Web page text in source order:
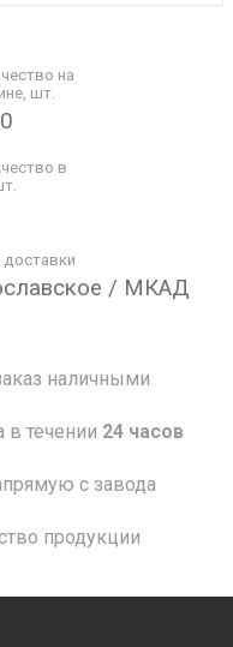
на
шт.
в
доставки
/ МКАД
наличными
в течении 24 часов
с завода
продукции